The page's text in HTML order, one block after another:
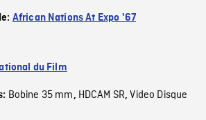
African Nations At Expo '67
du Film
Bobine 35 mm, HDCAM SR,Video Disque